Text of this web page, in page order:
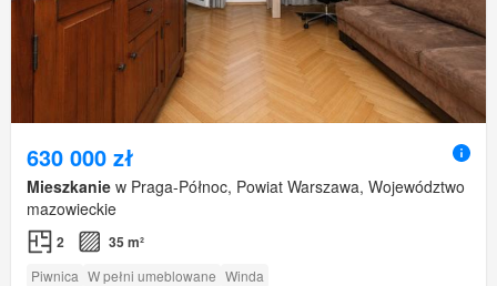
630 000 zł
Mieszkanie w Praga-Północ, Powiat Warszawa, Województwo
mazowieckie
2 35 m²
Piwnica W pełni umeblowane Winda